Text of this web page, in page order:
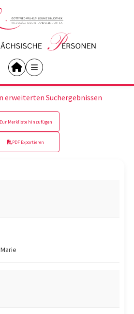
erweiterten Suchergebnissen
Zur Merkliste hinzufügen
PDF Exportieren